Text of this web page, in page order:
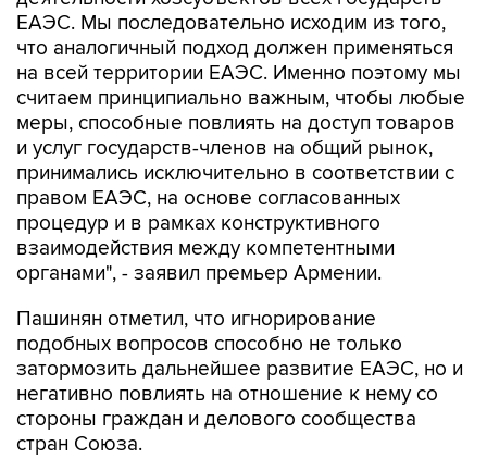
ЕАЭС. Мы последовательно исходим из того,
что аналогичный подход должен применяться
на всей территории ЕАЭС. Именно поэтому мы
считаем принципиально важным, чтобы любые
меры, способные повлиять на доступ товаров
и услуг государств-членов на общий рынок,
принимались исключительно в соответствии с
правом ЕАЭС, на основе согласованных
процедур и в рамках конструктивного
взаимодействия между компетентными
органами", - заявил премьер Армении.
Пашинян отметил, что игнорирование
подобных вопросов способно не только
затормозить дальнейшее развитие ЕАЭС, но и
негативно повлиять на отношение к нему со
стороны граждан и делового сообщества
стран Союза.